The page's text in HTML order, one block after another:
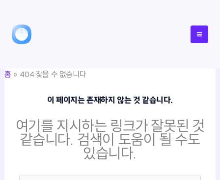
너홈 404 찾을 수 없습니다
이 페이지는 존재하지 않는 것 같습니다.
여기를 지시하는 링크가 잘못된 것
같습니다. 검색이 도움이 될 수도
있습니다.